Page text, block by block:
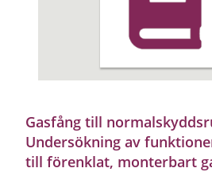
Gasfång till
Undersökning av
till förenklat, monterbart